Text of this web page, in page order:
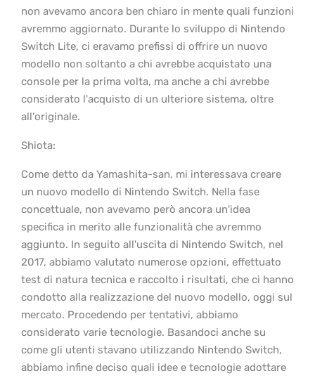
non avevamo ancora ben chiaro in mente quali funzioni
avremmo aggiornato. Durante lo sviluppo di Nintendo
Switch Lite, ci eravamo prefissi di offrire un nuovo
modello non soltanto a chi avrebbe acquistato una
console per la prima volta, ma anche a chi avrebbe
considerato l'acquisto di un ulteriore sistema, oltre
all'originale.
Shiota:
Come detto da Yamashita-san, mi interessava creare
un nuovo modello di Nintendo Switch. Nella fase
concettuale, non avevamo però ancora un'idea
specifica in merito alle funzionalità che avremmo
aggiunto. In seguito all'uscita di Nintendo Switch, nel
2017, abbiamo valutato numerose opzioni, effettuato
test di natura tecnica e raccolto i risultati, che ci hanno
condotto alla realizzazione del nuovo modello, oggi sul
mercato. Procedendo per tentativi, abbiamo
considerato varie tecnologie. Basandoci anche su
come gli utenti stavano utilizzando Nintendo Switch,
abbiamo infine deciso quali idee e tecnologie adottare